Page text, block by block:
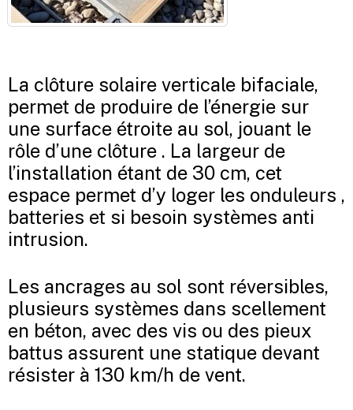
La clôture solaire verticale bifaciale,
permet de produire de l’énergie sur
une surface étroite au sol, jouant le
rôle d’une clôture . La largeur de
l’installation étant de 30 cm, cet
espace permet d’y loger les onduleurs ,
batteries et si besoin systèmes anti
intrusion.
Les ancrages au sol sont réversibles,
plusieurs systèmes dans scellement
en béton, avec des vis ou des pieux
battus assurent une statique devant
résister à 130 km/h de vent.